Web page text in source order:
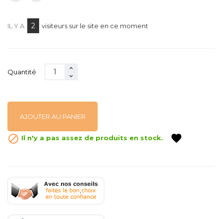
IL Y A 2 visiteurs sur le site en ce moment
Quantité
AJOUTER AU PANIER
 Il n'y a pas assez de produits en stock. favorite
.